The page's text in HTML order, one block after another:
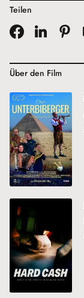
Teilen
Über den Film